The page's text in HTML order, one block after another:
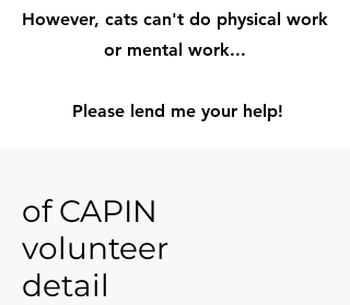
However, cats can't do physical work
or mental work...
​ Please lend me your help!
of CAPIN
volunteer
detail